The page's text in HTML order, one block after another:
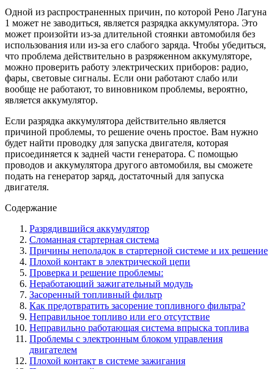
Одной из распространенных причин, по которой Рено Лагуна
1 может не заводиться, является разрядка аккумулятора. Это
может произойти из-за длительной стоянки автомобиля без
использования или из-за его слабого заряда. Чтобы убедиться,
что проблема действительно в разряженном аккумуляторе,
можно проверить работу электрических приборов: радио,
фары, световые сигналы. Если они работают слабо или
вообще не работают, то виновником проблемы, вероятно,
является аккумулятор.
Если разрядка аккумулятора действительно является
причиной проблемы, то решение очень простое. Вам нужно
будет найти проводку для запуска двигателя, которая
присоединяется к задней части генератора. С помощью
проводов и аккумулятора другого автомобиля, вы сможете
подать на генератор заряд, достаточный для запуска
двигателя.
Содержание
Разрядившийся аккумулятор
Сломанная стартерная система
Причины неполадок в стартерной системе и их решение
Плохой контакт в электрической цепи
Проверка и решение проблемы:
Неработающий зажигательный модуль
Засоренный топливный фильтр
Как предотвратить засорение топливного фильтра?
Неправильное топливо или его отсутствие
Неправильно работающая система впрыска топлива
Проблемы с электронным блоком управления
двигателем
Плохой контакт в системе зажигания